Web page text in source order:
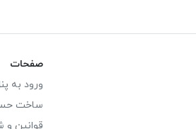
صفحات
ورود به
ساخت
قوانین و